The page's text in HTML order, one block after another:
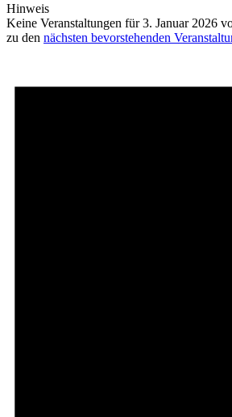
Hinweis
Keine Veranstaltungen für 3. Januar 2026
zu den nächsten bevorstehenden